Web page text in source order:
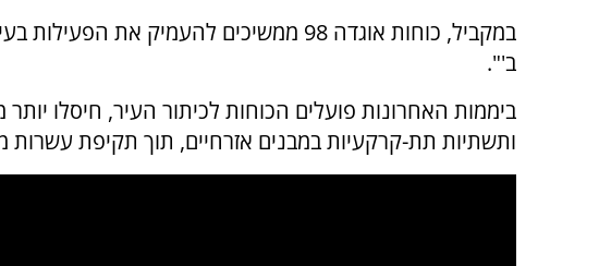
במקביל, כוחות אוגדה 98 ממשיכים להעמיק
ב'".
ותשתיות תת-קרקעיות במבנים אזרחיים, תוך תקיפת עשרות